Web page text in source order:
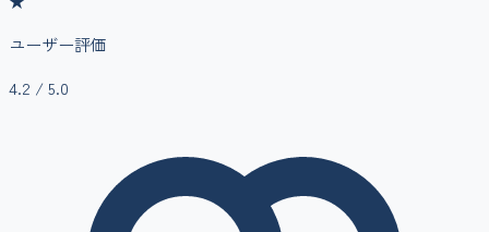
ユーザー評価
4.2 / 5.0